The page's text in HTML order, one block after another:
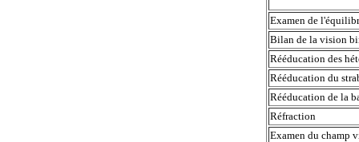
Examen de
Bilan de la vision
Rééducation des
Rééducation du
Rééducation de la
Réfraction
Examen du champ